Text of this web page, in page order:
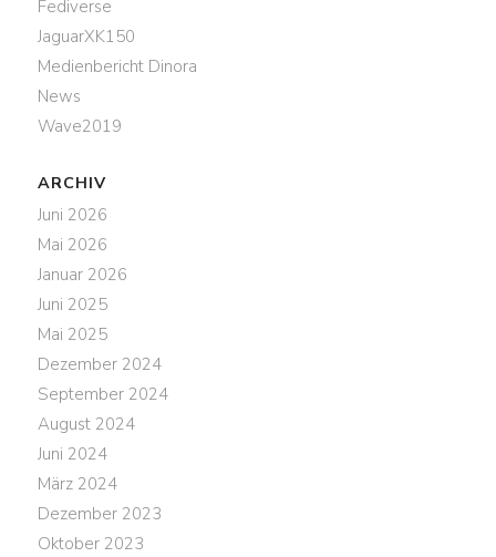
Fediverse
JaguarXK150
Medienbericht Dinora
News
Wave2019
ARCHIV
Juni 2026
Mai 2026
Januar 2026
Juni 2025
Mai 2025
Dezember 2024
September 2024
August 2024
Juni 2024
März 2024
Dezember 2023
Oktober 2023